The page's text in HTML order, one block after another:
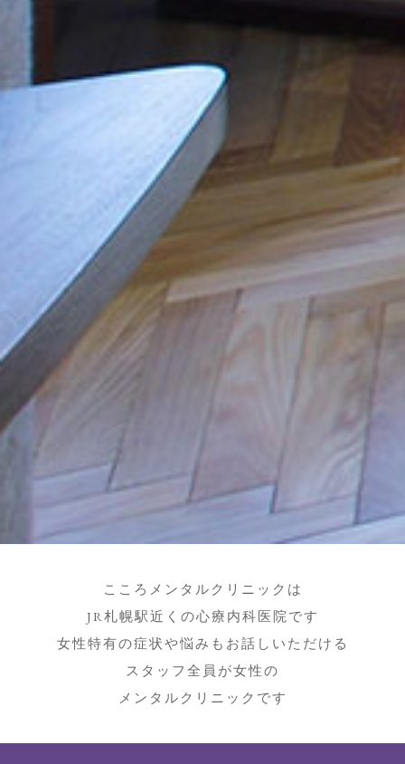
こころメンタルクリニックは
JR札幌駅近くの心療内科医院です
女性特有の症状や悩みもお話しいただける
スタッフ全員が女性の
メンタルクリニックです